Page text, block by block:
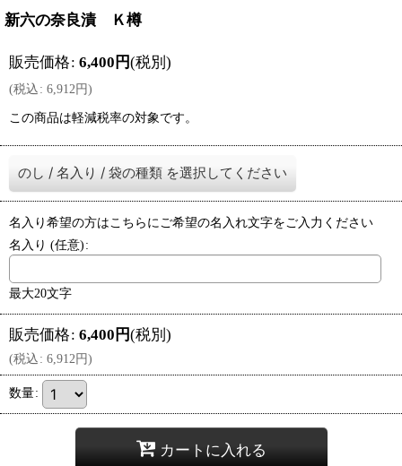
新六の奈良漬 Ｋ樽
販売価格: 6,400 円(税別)
(税込: 6,912円)
この商品は軽減税率の対象です。
のし / 名入り / 袋の種類 を選択してください
名入り希望の方はこちらにご希望の名入れ文字をご入力ください
名入り (任意):
最大20文字
販売価格: 6,400 円(税別)
(税込: 6,912円)
数量:
カートに入れる